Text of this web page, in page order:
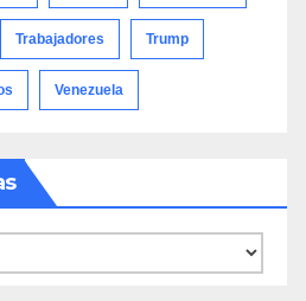
Trabajadores Trump
Venezuela